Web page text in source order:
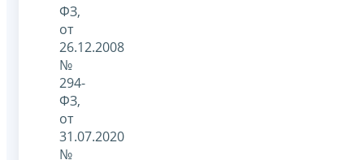
ФЗ,
от
26.12.2008
№
294-
ФЗ,
от
31.07.2020
№